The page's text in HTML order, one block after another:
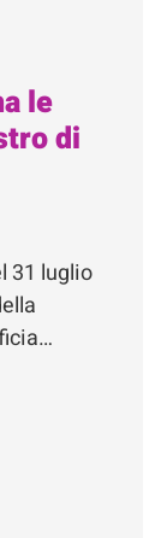
le
di
31 luglio